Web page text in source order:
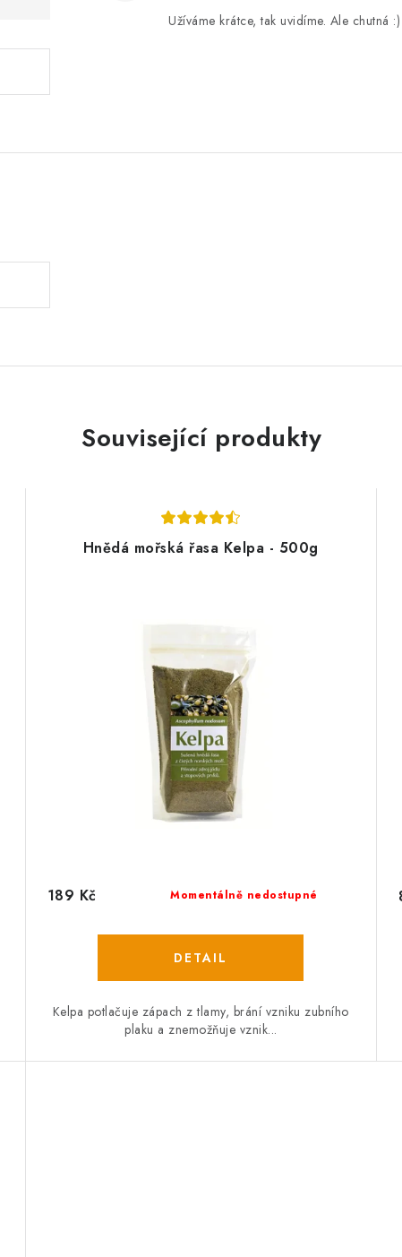
Užíváme krátce, tak uvidíme. Ale chutná :)
Související produkty
Hnědá mořská řasa Kelpa - 500g
Momentálně nedostupné
189 Kč
Kelpa potlačuje zápach z tlamy, brání vzniku zubního
plaku a znemožňuje vznik...